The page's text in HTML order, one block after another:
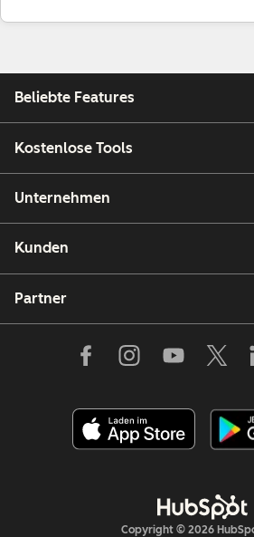
Beliebte Features
Kostenlose Tools
Unternehmen
Kunden
Partner
Copyright © 2026